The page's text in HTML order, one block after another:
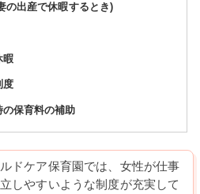
の出産で休暇するとき)
暇
度
保育料の補助
ドケア保育園では、女性が仕事
しやすいような制度が充実して